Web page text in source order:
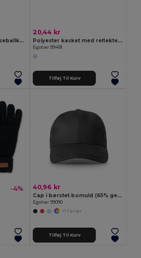
BAHAMAS 6-panels baseballkasket i bomuld
20,44 kr
Polyester kasket med reflekterende elementer
Egotier 99418
Tilføj Til Kurv
-4% 40,96 kr
Cap i børstet bomuld (65% genanvendt)
Egotier 99090
+1 Farver
Tilføj Til Kurv